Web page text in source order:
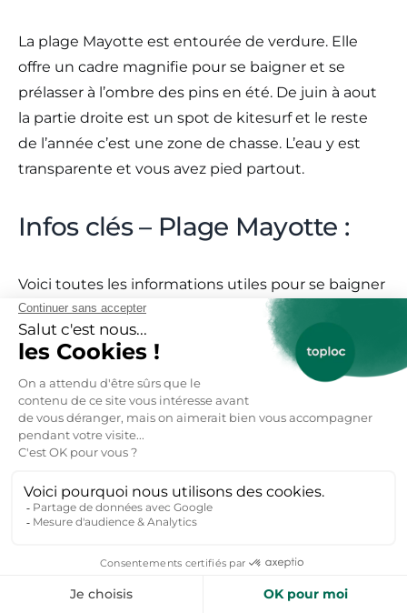
La plage Mayotte est entourée de verdure. Elle
offre un cadre magnifie pour se baigner et se
prélasser à l’ombre des pins en été. De juin à aout
la partie droite est un spot de kitesurf et le reste
de l’année c’est une zone de chasse. L’eau y est
transparente et vous avez pied partout.
Infos clés – Plage Mayotte :
Voici toutes les informations utiles pour se baigner
à la Plage Mayotte qui fait partie des meilleures
plages de Biscarrosse :
Type de plage: plage de sable fin
Adresse de la Plage Mayotte: chemin des
Roseaux 40600 Biscarrosse
Mayotte
Baignade surveillée :
Infos Utiles: Spot de kitesurf
Avis : Pas d’avis Google